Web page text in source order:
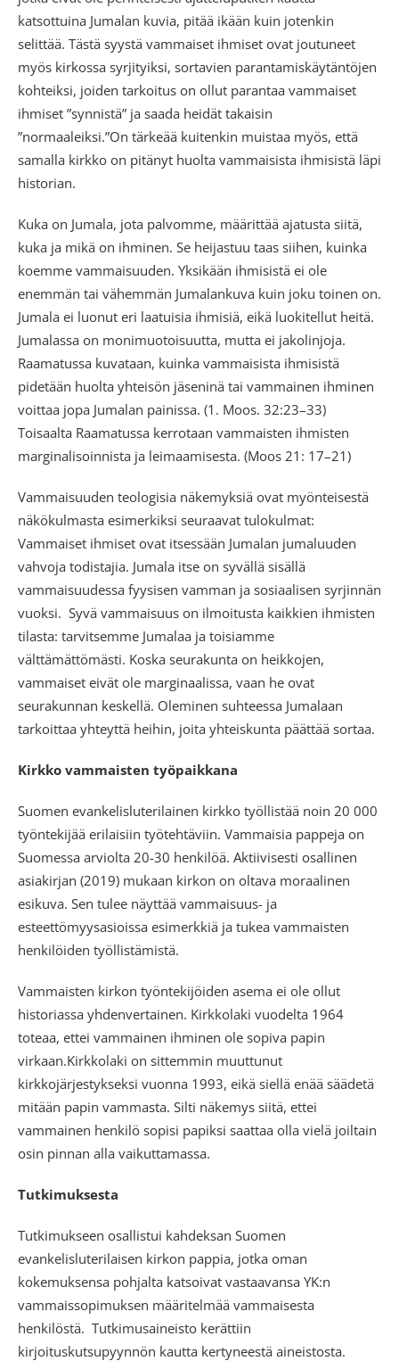
katsottuina Jumalan kuvia, pitää ikään kuin jotenkin
selittää. Tästä syystä vammaiset ihmiset ovat joutuneet
myös kirkossa syrjityiksi, sortavien parantamiskäytäntöjen
kohteiksi, joiden tarkoitus on ollut parantaa vammaiset
ihmiset ”synnistä” ja saada heidät takaisin
”normaaleiksi.”On tärkeää kuitenkin muistaa myös, että
samalla kirkko on pitänyt huolta vammaisista ihmisistä läpi
historian.
Kuka on Jumala, jota palvomme, määrittää ajatusta siitä,
kuka ja mikä on ihminen. Se heijastuu taas siihen, kuinka
koemme vammaisuuden. Yksikään ihmisistä ei ole
enemmän tai vähemmän Jumalankuva kuin joku toinen on.
Jumala ei luonut eri laatuisia ihmisiä, eikä luokitellut heitä.
Jumalassa on monimuotoisuutta, mutta ei jakolinjoja.
Raamatussa kuvataan, kuinka vammaisista ihmisistä
pidetään huolta yhteisön jäseninä tai vammainen ihminen
voittaa jopa Jumalan painissa. (1. Moos. 32:23–33)
Toisaalta Raamatussa kerrotaan vammaisten ihmisten
marginalisoinnista ja leimaamisesta. (Moos 21: 17–21)
Vammaisuuden teologisia näkemyksiä ovat myönteisestä
näkökulmasta esimerkiksi seuraavat tulokulmat:
Vammaiset ihmiset ovat itsessään Jumalan jumaluuden
vahvoja todistajia. Jumala itse on syvällä sisällä
vammaisuudessa fyysisen vamman ja sosiaalisen syrjinnän
vuoksi. Syvä vammaisuus on ilmoitusta kaikkien ihmisten
tilasta: tarvitsemme Jumalaa ja toisiamme
välttämättömästi. Koska seurakunta on heikkojen,
vammaiset eivät ole marginaalissa, vaan he ovat
seurakunnan keskellä. Oleminen suhteessa Jumalaan
tarkoittaa yhteyttä heihin, joita yhteiskunta päättää sortaa.
Kirkko vammaisten työpaikkana
Suomen evankelisluterilainen kirkko työllistää noin 20 000
työntekijää erilaisiin työtehtäviin. Vammaisia pappeja on
Suomessa arviolta 20-30 henkilöä. Aktiivisesti osallinen
asiakirjan (2019) mukaan kirkon on oltava moraalinen
esikuva. Sen tulee näyttää vammaisuus- ja
esteettömyysasioissa esimerkkiä ja tukea vammaisten
henkilöiden työllistämistä.
Vammaisten kirkon työntekijöiden asema ei ole ollut
historiassa yhdenvertainen. Kirkkolaki vuodelta 1964
toteaa, ettei vammainen ihminen ole sopiva papin
virkaan.Kirkkolaki on sittemmin muuttunut
kirkkojärjestykseksi vuonna 1993, eikä siellä enää säädetä
mitään papin vammasta. Silti näkemys siitä, ettei
vammainen henkilö sopisi papiksi saattaa olla vielä joiltain
osin pinnan alla vaikuttamassa.
Tutkimuksesta
Tutkimukseen osallistui kahdeksan Suomen
evankelisluterilaisen kirkon pappia, jotka oman
kokemuksensa pohjalta katsoivat vastaavansa YK:n
vammaissopimuksen määritelmää vammaisesta
henkilöstä. Tutkimusaineisto kerättiin
kirjoituskutsupyynnön kautta kertyneestä aineistosta.